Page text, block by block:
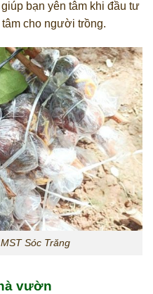
bạn yên tâm khi đầu tư
cho người trồng.
Sóc Trăng
vườn